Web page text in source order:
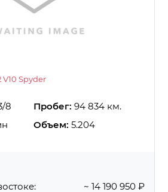
V10 Spyder
8 Пробег: 94 834 км.
Объем: 5.204
~ 14 190 950 ₽